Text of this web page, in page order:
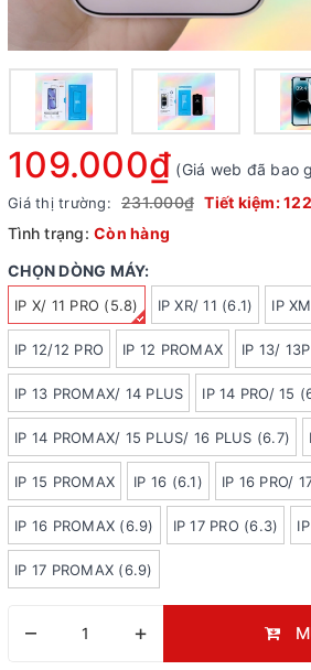
109.000₫ (Giá web đã bao
Giá thị trường: 231.000₫ Tiết kiệm:
Tình trạng: Còn hàng
CHỌN DÒNG MÁY:
IP X/ 11 PRO (5.8) IP XR/ 11 (6.1) IP
IP 12/12 PRO IP 12 PROMAX IP 13/
IP 13 PROMAX/ 14 PLUS IP 14 PRO/ 15
IP 14 PROMAX/ 15 PLUS/ 16 PLUS (6.7)
IP 15 PROMAX IP 16 (6.1) IP 16 PRO/
IP 16 PROMAX (6.9) IP 17 PRO (6.3)
IP 17 PROMAX (6.9)
– +